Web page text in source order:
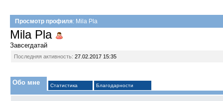
Просмотр профиля: Mila Pla
Mila Pla
Завсегдатай
Последняя активность: 27.02.2017 15:35
Обо мне Статистика Благодарности